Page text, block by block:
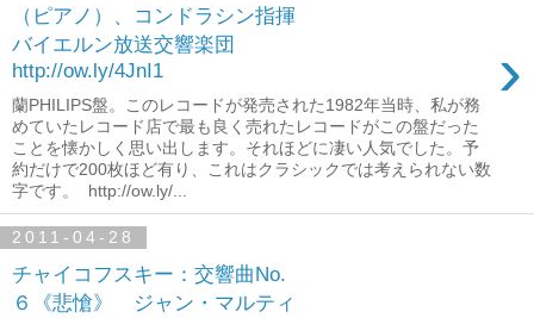
（ピアノ）、コンドラシン指揮
バイエルン放送交響楽団
http://ow.ly/4JnI1
›
蘭PHILIPS盤。このレコードが発売された1982年当時、私が務
めていたレコード店で最も良く売れたレコードがこの盤だった
ことを懐かしく思い出します。それほどに凄い人気でした。予
約だけで200枚ほど有り、これはクラシックでは考えられない数
字です。 http://ow.ly/...
2011-04-28
チャイコフスキー：交響曲No.
６《悲愴》 ジャン・マルティ